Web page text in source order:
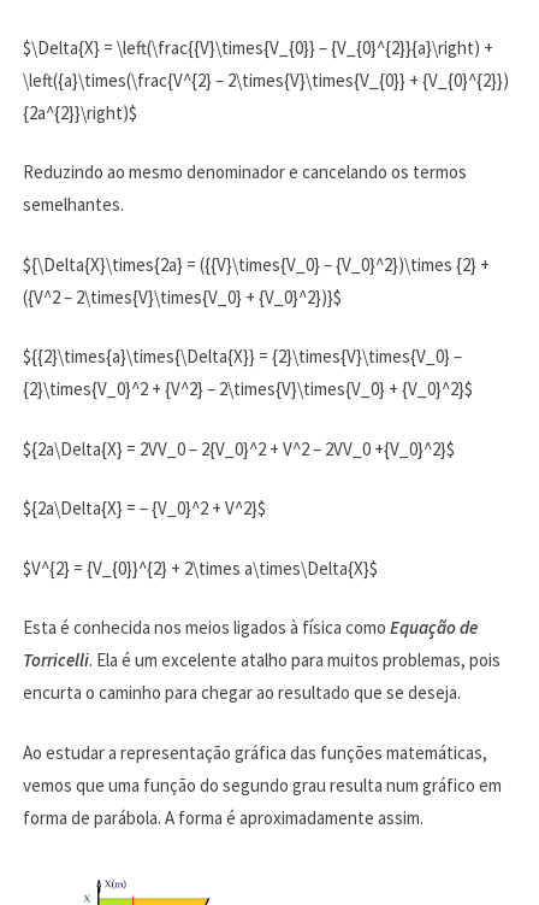
$\Delta{X} = \left(\frac{{V}\times{V_{0}} – {V_{0}^{2}}{a}\right) +
\left({a}\times(\frac{V^{2} – 2\times{V}\times{V_{0}} + {V_{0}^{2}})
{2a^{2}}\right)$
Reduzindo ao mesmo denominador e cancelando os termos
semelhantes.
${\Delta{X}\times{2a} = ({{V}\times{V_0} – {V_0}^2})\times {2} +
({V^2 – 2\times{V}\times{V_0} + {V_0}^2})}$
${{2}\times{a}\times{\Delta{X}} = {2}\times{V}\times{V_0} –
{2}\times{V_0}^2 + {V^2} – 2\times{V}\times{V_0} + {V_0}^2}$
${2a\Delta{X} = 2VV_0 – 2{V_0}^2 + V^2 – 2VV_0 +{V_0}^2}$
${2a\Delta{X} = – {V_0}^2 + V^2}$
$V^{2} = {V_{0}}^{2} + 2\times a\times\Delta{X}$
Esta é conhecida nos meios ligados à física como Equação de
Torricelli. Ela é um excelente atalho para muitos problemas, pois
encurta o caminho para chegar ao resultado que se deseja.
Ao estudar a representação gráfica das funções matemáticas,
vemos que uma função do segundo grau resulta num gráfico em
forma de parábola. A forma é aproximadamente assim.